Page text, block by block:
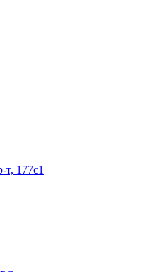
177с1